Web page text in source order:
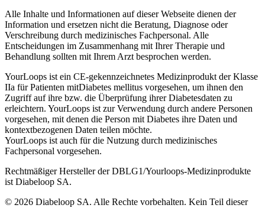
Alle Inhalte und Informationen auf dieser Webseite dienen der
Information und ersetzen nicht die Beratung, Diagnose oder
Verschreibung durch medizinisches Fachpersonal. Alle
Entscheidungen im Zusammenhang mit Ihrer Therapie und
Behandlung sollten mit Ihrem Arzt besprochen werden.
YourLoops ist ein CE-gekennzeichnetes Medizinprodukt der Klasse
IIa für Patienten mitDiabetes mellitus vorgesehen, um ihnen den
Zugriff auf ihre bzw. die Überprüfung ihrer Diabetesdaten zu
erleichtern. YourLoops ist zur Verwendung durch andere Personen
vorgesehen, mit denen die Person mit Diabetes ihre Daten und
kontextbezogenen Daten teilen möchte.
YourLoops ist auch für die Nutzung durch medizinisches
Fachpersonal vorgesehen.
Rechtmäßiger Hersteller der DBLG1/Yourloops-Medizinprodukte
ist Diabeloop SA.
© 2026 Diabeloop SA. Alle Rechte vorbehalten. Kein Teil dieser